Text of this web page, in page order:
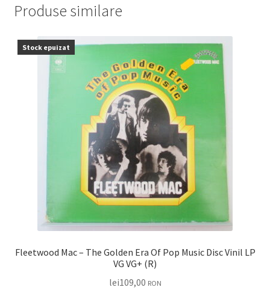
Produse similare
Stock epuizat
Fleetwood Mac – The Golden Era Of Pop Music Disc Vinil LP
VG VG+ (R)
lei109,00 RON